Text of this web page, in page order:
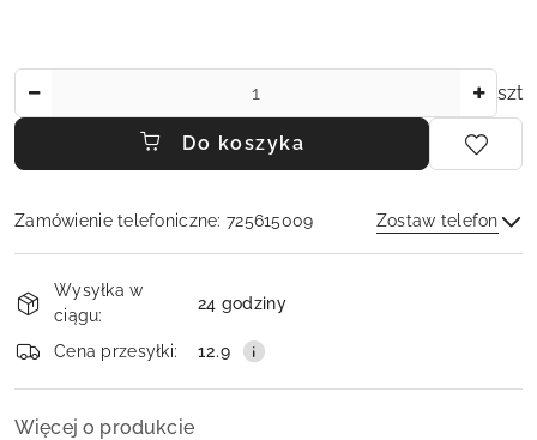
szt
Do koszyka
Zamówienie telefoniczne: 725615009 Zostaw telefon
i
dostawa
Wysyłka w
ciągu:
24 godziny
Cena przesyłki: 12.9
Więcej o produkcie